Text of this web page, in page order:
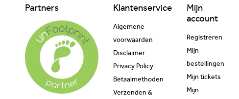
Partners Klantenservice
Algemene
voorwaarden
Disclaimer
Privacy Policy
Betaalmethoden
Verzenden &
Mijn
account
Registreren
Mijn
bestellingen
Mijn tickets
Mijn